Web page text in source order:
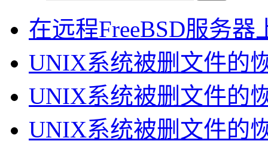
在远程FreeBSD服务
UNIX系统被删文件的
UNIX系统被删文件的
UNIX系统被删文件的